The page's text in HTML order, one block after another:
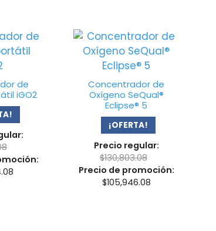
de
iGO2
Concentrador de
Oxígeno SeQual®
Eclipse® 5
¡OFERTA!
Precio regular:
$130,803.08
Precio de promoción:
$105,946.08